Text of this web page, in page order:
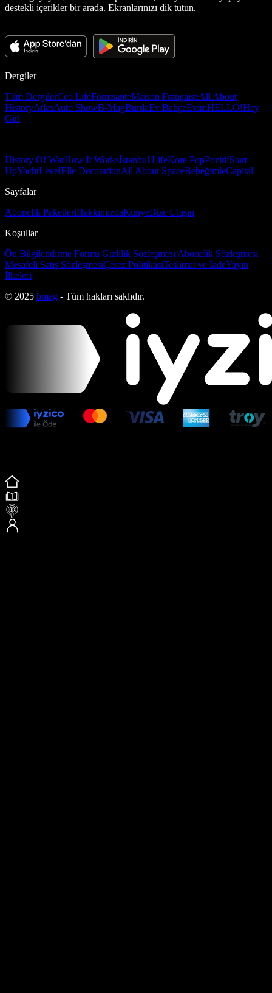
destekli içerikler bir arada. Ekranlarınızı dik tutun.
Dergiler
Tüm DergilerCeo LifeFormsanteMaison FrançaiseAll About
HistoryAtlasAuto ShowB-MagBurdaEv BahçeEvimHELLO!Hey
Girl
History Of WarHow It Worksİstanbul LifeKore PopPozitifStart
UpYachtLevelElle DecorationAll About SpaceBebeğimleCapital
Sayfalar
Abonelik PaketleriHakkımızdaKünyeBize Ulaşın
Koşullar
Ön Bilgilendirme Formu Gizlilik Sözleşmesi Abonelik Sözleşmesi
Mesafeli Satış SözleşmesiÇerez PolitikasıTeslimat ve İadeYayın
İlkeleri
© 2025 bmag - Tüm hakları saklıdır.